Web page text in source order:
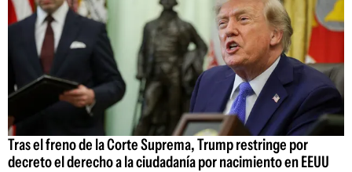
Tras el freno de la Corte Suprema, Trump restringe por
decreto el derecho a la ciudadanía por nacimiento en EEUU